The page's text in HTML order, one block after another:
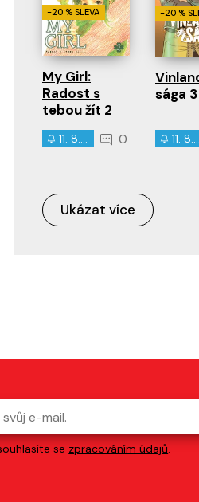
-20 % SLEVA
My Girl:
Radost s
tebou žít 2
11. 8. 2026 0
-20 %
sága 3
11. 8. 2026
Ukázat více
se zpracováním údajů.